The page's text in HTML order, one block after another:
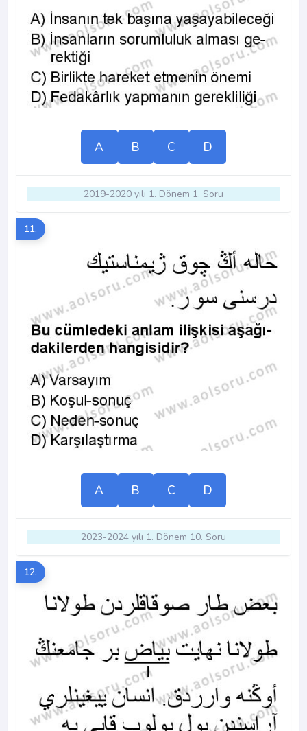
A B C D
2019-2020 yılı 1. Dönem 1. Soru
11.
A B C D
2023-2024 yılı 1. Dönem 10. Soru
12.